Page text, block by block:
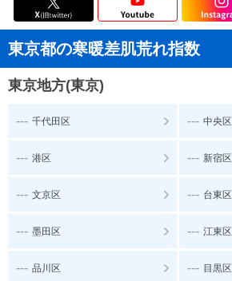
東京都の寒暖差肌荒れ指数
東京地方(東京)
--- 千代田区 --- 中央区
--- 港区 --- 新宿区
--- 文京区 --- 台東区
--- 墨田区 --- 江東区
--- 品川区 --- 目黒区